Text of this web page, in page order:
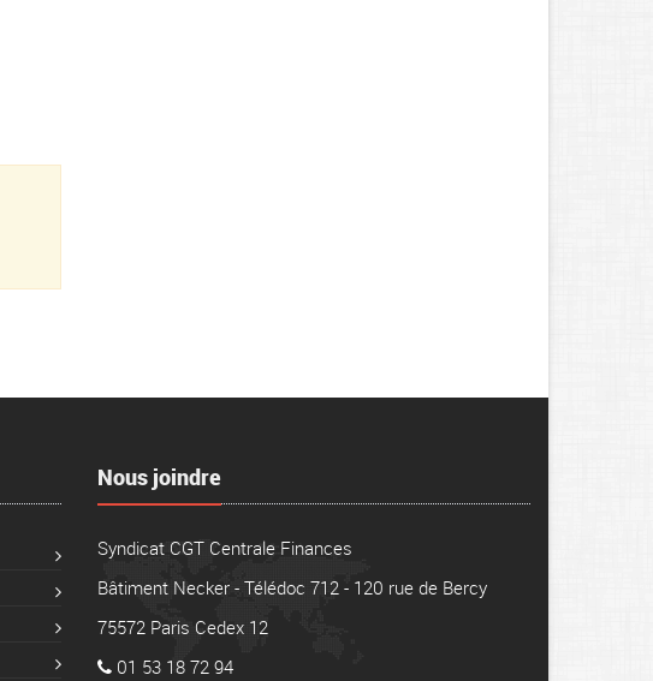
Nous joindre
Syndicat CGT Centrale Finances
Bâtiment Necker - Télédoc 712 - 120 rue de Bercy
75572 Paris Cedex 12
01 53 18 72 94